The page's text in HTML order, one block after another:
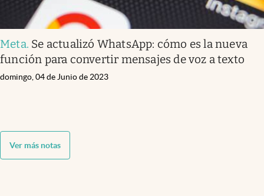
Meta. Se actualizó WhatsApp: cómo es la nueva
función para convertir mensajes de voz a texto
domingo, 04 de Junio de 2023
Ver más notas